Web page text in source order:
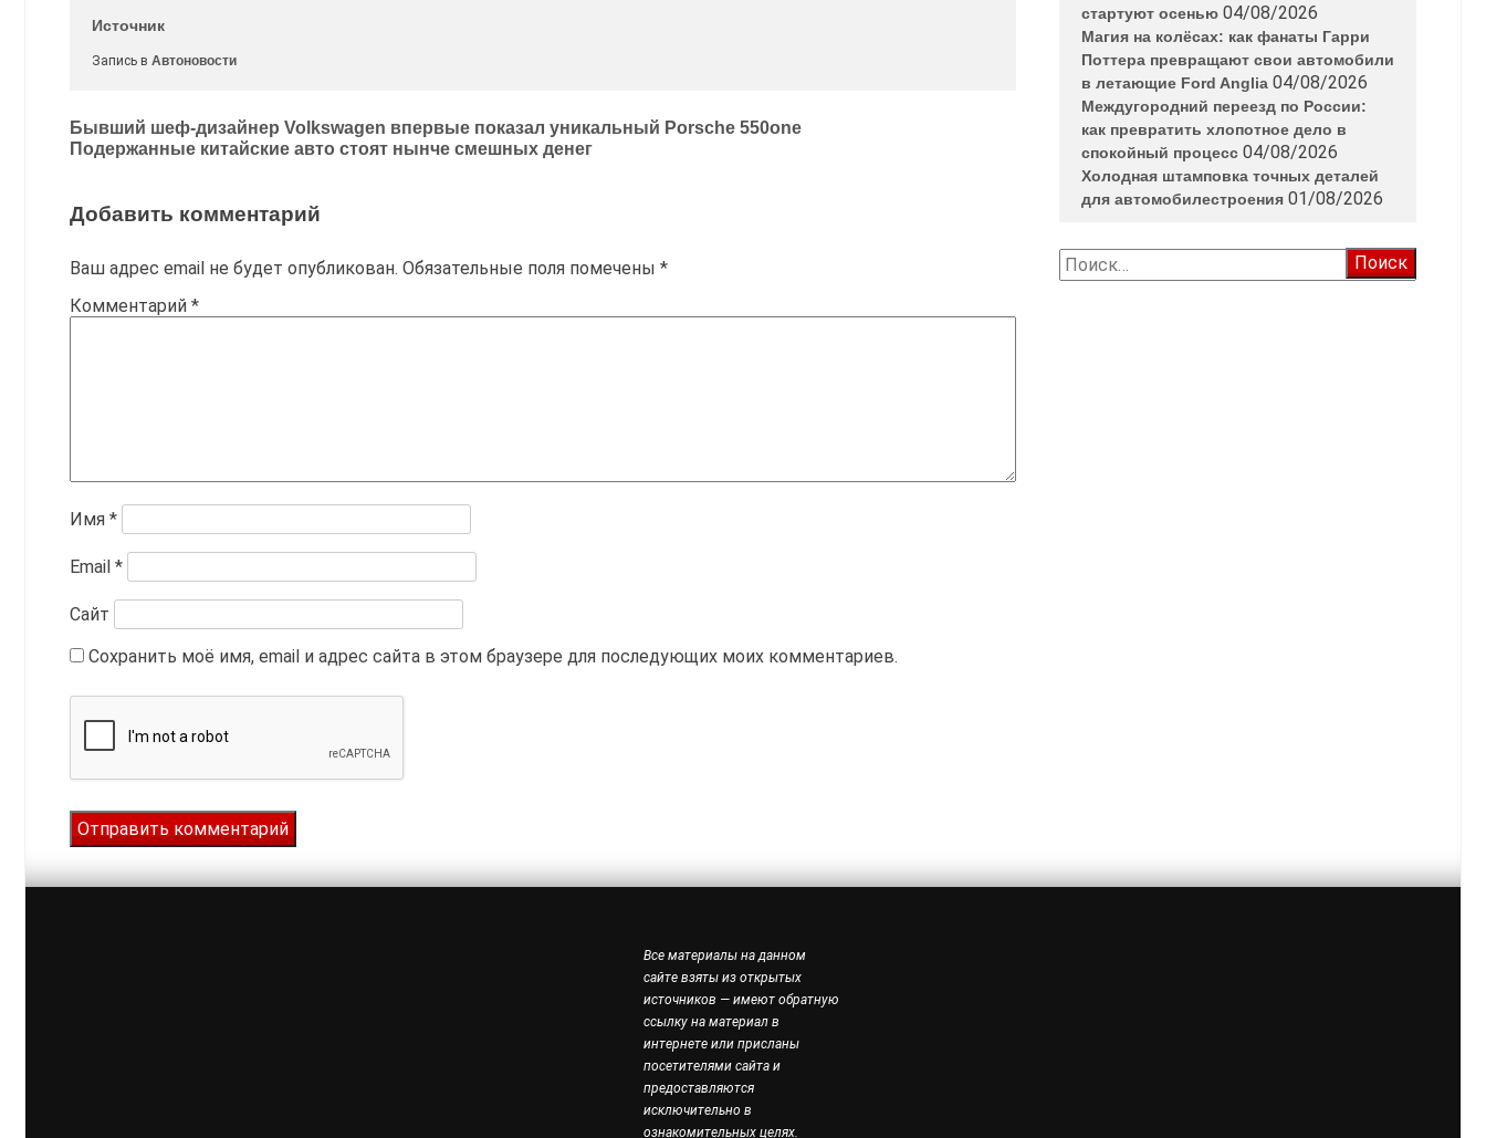
Источник
Запись в Автоновости
Навигация
по
Бывший шеф-дизайнер Volkswagen впервые показал уникальный Porsche 550one
Подержанные китайские авто стоят нынче смешных денег
Добавить комментарий
Ваш адрес email не будет опубликован. Обязательные поля помечены *
Комментарий *
Имя *
Email *
Сайт
Сохранить моё имя, email и адрес сайта в этом браузере для последующих моих комментариев.
стартуют осенью 04/08/2026
Магия на колёсах: как фанаты Гарри
Поттера превращают свои автомобили
в летающие Ford Anglia 04/08/2026
Междугородний переезд по России:
как превратить хлопотное дело в
спокойный процесс 04/08/2026
Холодная штамповка точных деталей
для автомобилестроения 01/08/2026
Найти:
Все материалы на данном
сайте взяты из открытых
источников — имеют обратную
ссылку на материал в
интернете или присланы
посетителями сайта и
предоставляются
исключительно в
ознакомительных целях.